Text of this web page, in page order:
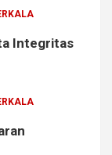
Integritas